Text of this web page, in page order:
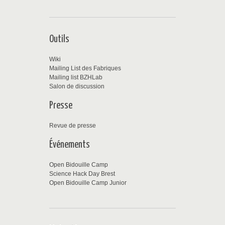
Outils
Wiki
Mailing List des Fabriques
Mailing list BZHLab
Salon de discussion
Presse
Revue de presse
Événements
Open Bidouille Camp
Science Hack Day Brest
Open Bidouille Camp Junior